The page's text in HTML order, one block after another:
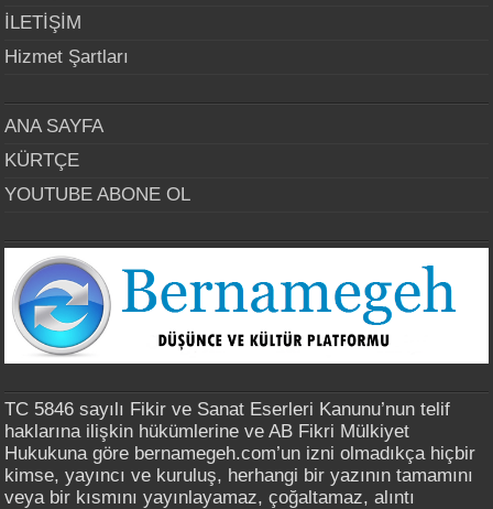
İLETİŞİM
Hizmet Şartları
ANA SAYFA
KÜRTÇE
YOUTUBE ABONE OL
TC 5846 sayılı Fikir ve Sanat Eserleri Kanunu’nun telif
haklarına ilişkin hükümlerine ve AB Fikri Mülkiyet
Hukukuna göre bernamegeh.com’un izni olmadıkça hiçbir
kimse, yayıncı ve kuruluş, herhangi bir yazının tamamını
veya bir kısmını yayınlayamaz, çoğaltamaz, alıntı